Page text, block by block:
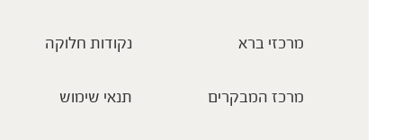
מרכזי ברא
מרכז המבקרים
נקודות חלוקה
תנאי שימוש